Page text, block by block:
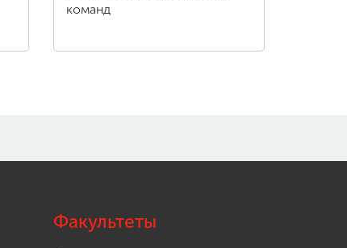
команд
Факультеты